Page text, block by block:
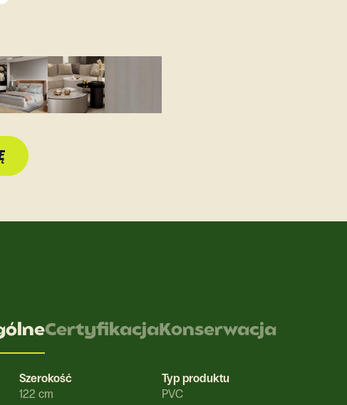
CertyfikacjaKonserwacja
Szerokość
122 cm
Typ produktu
PVC